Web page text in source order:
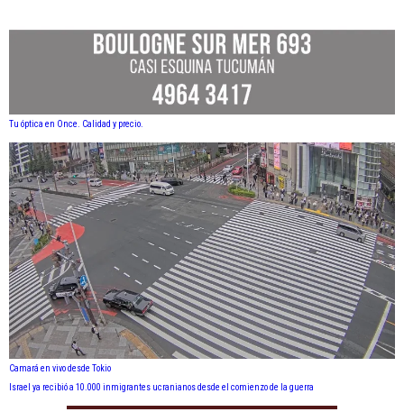
Tu óptica en Once. Calidad y precio.
Camará en vivo desde Tokio
Israel ya recibió a 10.000 inmigrantes ucranianos desde el comienzo de la guerra